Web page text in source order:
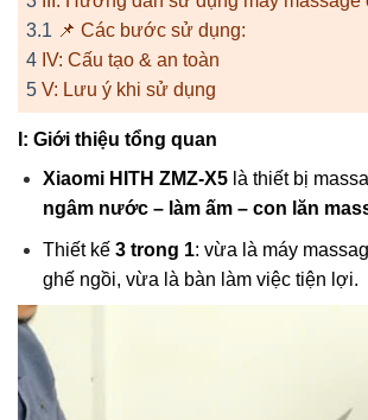
3.1 📌 Các bước sử dụng:
4 IV: Cấu tạo & an toàn
5 V: Lưu ý khi sử dụng
I: Giới thiệu tổng quan
Xiaomi HITH ZMZ-X5là thiết bị
ngâm nước – làm ấm – con lăn
Thiết kế 3 trong 1: vừa là máy
ghế ngồi, vừa là bàn làm việc tiện lợi.